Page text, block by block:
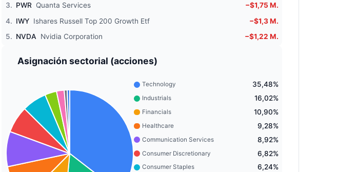
3. PWR Quanta Services
−$1,75 M.
4. IWY Ishares Russell Top 200 Growth Etf
−$1,3 M.
5. NVDA Nvidia Corporation −$1,22 M.
Asignación sectorial (acciones)
Technology 35,48%
Industrials 16,02%
Financials 10,90%
Healthcare 9,28%
Communication Services 8,92%
Consumer Discretionary 6,82%
Consumer Staples 6,24%